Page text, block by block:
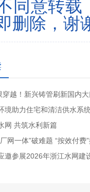
同意转载
删除，谢
网 共筑水利新篇
网一体”破难题 “按效付费